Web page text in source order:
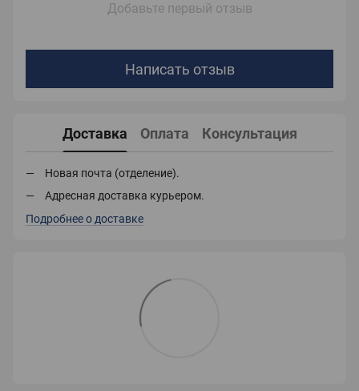
Добавьте первый отзыв
Написать отзыв
Доставка Оплата Консультация
Новая почта (отделение).
Адресная доставка курьером.
Подробнее о доставке